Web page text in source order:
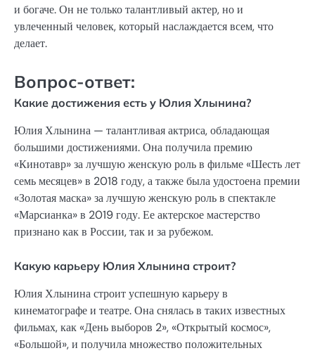
и богаче. Он не только талантливый актер, но и
увлеченный человек, который наслаждается всем, что
делает.
Вопрос-ответ:
Какие достижения есть у Юлия Хлынина?
Юлия Хлынина — талантливая актриса, обладающая
большими достижениями. Она получила премию
«Кинотавр» за лучшую женскую роль в фильме «Шесть лет
семь месяцев» в 2018 году, а также была удостоена премии
«Золотая маска» за лучшую женскую роль в спектакле
«Марсианка» в 2019 году. Ее актерское мастерство
признано как в России, так и за рубежом.
Какую карьеру Юлия Хлынина строит?
Юлия Хлынина строит успешную карьеру в
кинематографе и театре. Она снялась в таких известных
фильмах, как «День выборов 2», «Открытый космос»,
«Большой», и получила множество положительных